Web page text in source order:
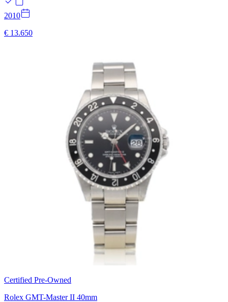
2010
€ 13.650
Certified Pre-Owned
Rolex GMT-Master II 40mm